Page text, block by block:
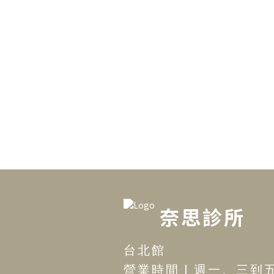
奈思診所
台北館
營業時間 | 週一、三